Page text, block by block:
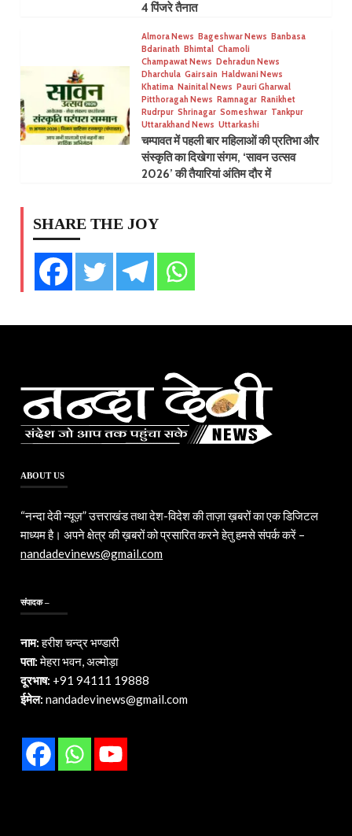
4 पिंजरे तैनात
Almora News Bageshwar News Banbasa
Bdarinath Bhimtal Chamoli
Champawat News Dehradun News
Dharchula Gairsain Haldwani News
Khatima Nainital News Pauri Gharwal
Pitthoragah News Ramnagar Ranikhet
Rudrpur Shrinagar Someshwar Tankpur
Uttarakhand News Uttarkashi
चम्पावत में पहली बार महिलाओं की प्रतिभा और
संस्कृति का दिखेगा संगम, ‘सावन उत्सव
2026’ की तैयारियां अंतिम दौर में
SHARE THE JOY
ABOUT US
“नन्दा देवी न्यूज़” उत्तराखंड तथा देश-विदेश की ताज़ा ख़बरों का एक डिजिटल
माध्यम है। अपने क्षेत्र की ख़बरों को प्रसारित करने हेतु हमसे संपर्क करें –
nandadevinews@gmail.com
संपादक –
नाम:हरीश चन्द्र भण्डारी
पता:मेहरा भवन, अल्मोड़ा
दूरभाष: +91 94111 19888
ईमेल:nandadevinews@gmail.com